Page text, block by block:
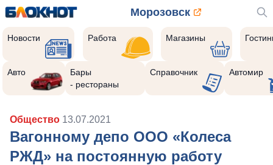
Морозовск
Новости Работа Магазины
Авто
Бары
- рестораны
Справочник Автомир
Общество 13.07.2021
Вагонному депо ООО «Колеса
РЖД» на постоянную работу